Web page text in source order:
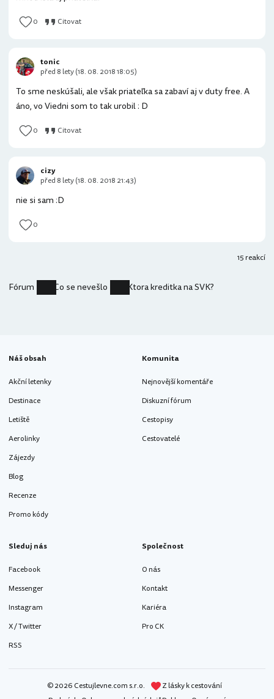
0 Citovat
To sme neskúšali, ale však priateľka sa zabaví aj v duty free. A
áno, vo Viedni som to tak urobil : D
0 Citovat
tonic
před 8 lety (18. 08. 2018 18:05)
nie si sam :D
0
cizy
před 8 lety (18. 08. 2018 21:43)
15 reakcí
Fórum Co se nevešlo Ktora kreditka na SVK?
Náš obsah
Akční letenky
Destinace
Letiště
Aerolinky
Zájezdy
Blog
Recenze
Promo kódy
Komunita
Nejnovější komentáře
Diskuzní fórum
Cestopisy
Cestovatelé
Sleduj nás
Facebook
Messenger
Instagram
X / Twitter
RSS
Společnost
O nás
Kontakt
Kariéra
Pro CK
© 2026 Cestujlevne.com s.r.o.
Z lásky k cestování